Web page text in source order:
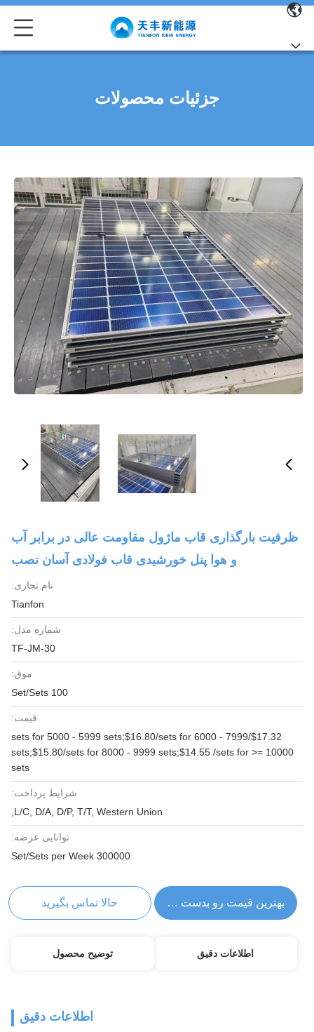
جزئیات محصولات
ظرفیت بارگذاری قاب ماژول مقاومت عالی در برابر آب
و هوا پنل خورشیدی قاب فولادی آسان نصب
نام تجاری:
Tianfon
شماره مدل:
TF-JM-30
موق:
100 Set/Sets
قیمت:
$17.32/sets for 5000 - 5999 sets;$16.80/sets for 6000 - 7999
sets;$15.80/sets for 8000 - 9999 sets;$14.55 /sets for >= 10000
sets
شرایط پرداخت:
L/C, D/A, D/P, T/T, Western Union,
توانایی عرضه:
300000 Set/Sets per Week
بهترین قیمت رو بدست بیار حالا تماس بگیرید
اطلاعات دقیق توضیح محصول
اطلاعات دقیق